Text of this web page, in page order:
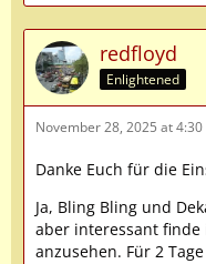
redfloyd
Enlightened
November 28, 2025 at 4:30
Danke Euch für die
Ja, Bling Bling und
aber interessant finde
anzusehen. Für 2